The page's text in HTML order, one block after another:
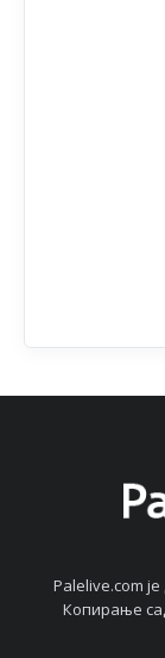
Palelive.com
Копирањe